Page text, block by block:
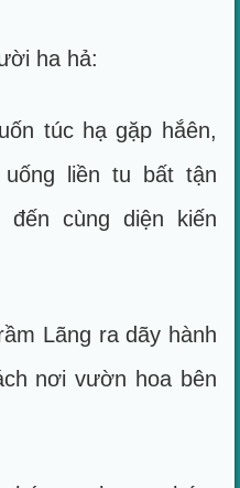
ha hả:
túc hạ gặp hắên,
liền tu bất tận
cùng diện kiến
Lãng ra dãy hành
nơi vườn hoa bên